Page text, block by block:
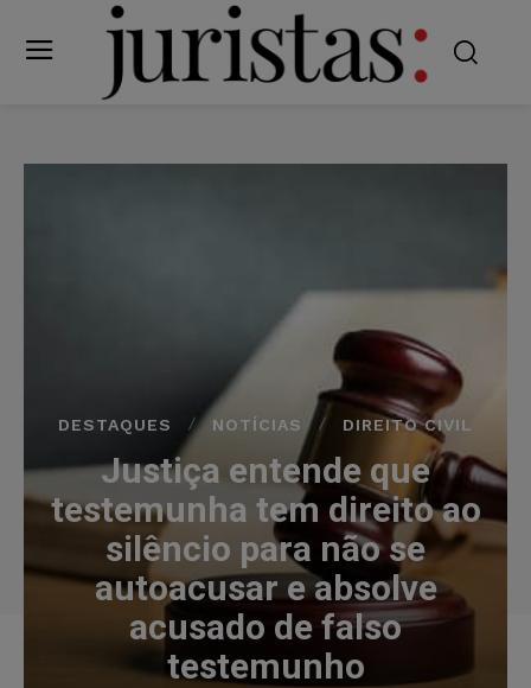
DESTAQUES NOTÍCIAS DIREITO CIVIL
Justiça entende que
testemunha tem direito ao
silêncio para não se
autoacusar e absolve
acusado de falso
testemunho